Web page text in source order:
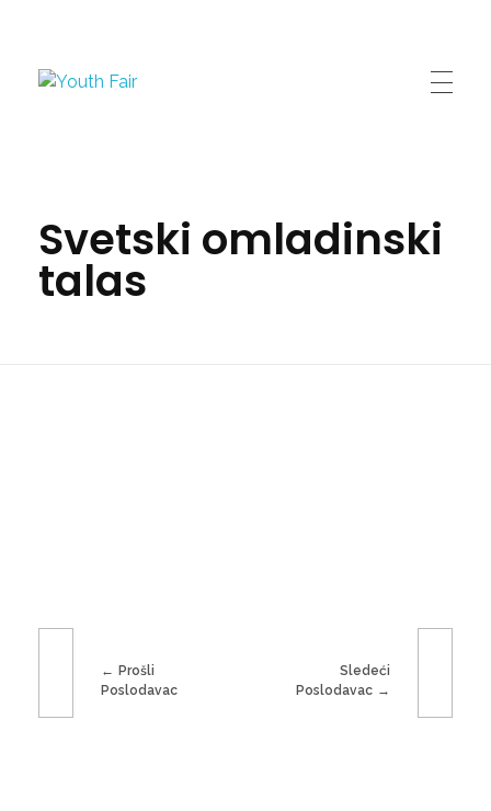
Svetski omladinski
talas
Prošli
Poslodavac
Sledeći
Poslodavac